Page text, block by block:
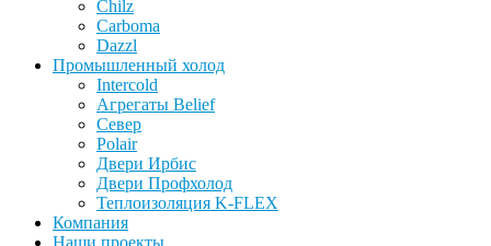
Chilz
Carboma
Dazzl
Промышленный холод
Intercold
Агрегаты Belief
Север
Polair
Двери Ирбис
Двери Профхолод
Теплоизоляция K-FLEX
Компания
Наши проекты